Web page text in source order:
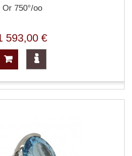
Or 750°/oo
593,00 €